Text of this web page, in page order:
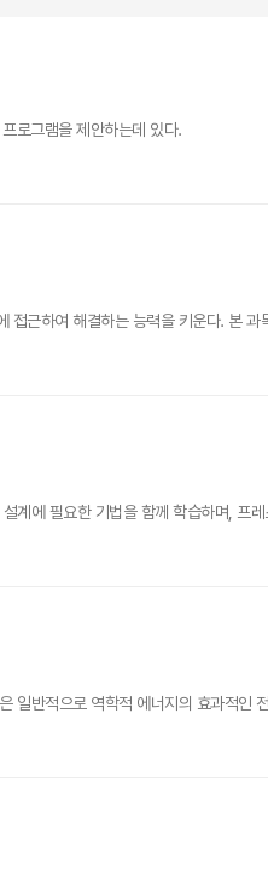
로그램을 제안하는데 있다.
근하여 해결하는 능력을 키운다. 본
계에 필요한 기법을 함께 학습하며, 프
일반적으로 역학적 에너지의 효과적인